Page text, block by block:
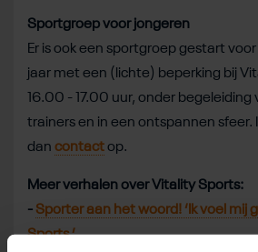
Sportgroep voor jongeren
Er is ook een sportgroep gestart
jaar met een (lichte) beperking bij
16.00 - 17.00 uur, onder begeleiding
trainers en in een ontspannen sfeer.
dan contactop.
Meer verhalen over Vitality Sports:
- Sporter aan het woord! ‘Ik voel mij
Sports.’